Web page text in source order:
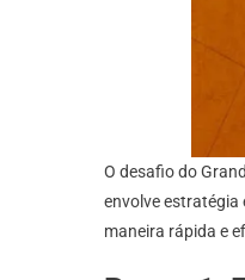
O desafio do
envolve estratégia
maneira rápida e